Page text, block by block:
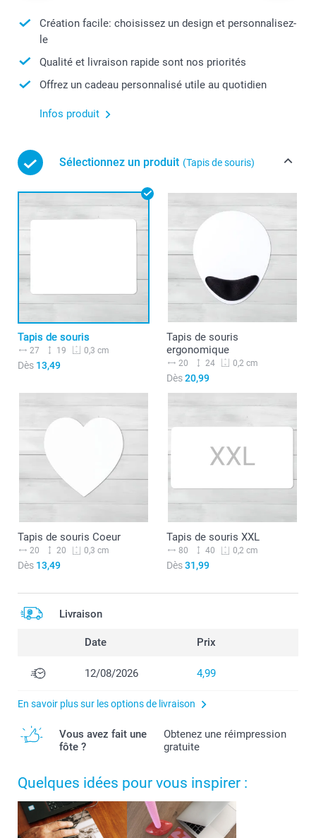
Création facile: choisissez un design et personnalisez-
le
Qualité et livraison rapide sont nos priorités
Offrez un cadeau personnalisé utile au quotidien
Infos produit
Sélectionnez un produit (Tapis de souris)
Tapis de souris
27 19 0,3 cm
Dès 13,49
Tapis de souris
ergonomique
20 24 0,2 cm
Dès20,99
Tapis de souris Coeur
20 20 0,3 cm
Dès 13,49
Tapis de souris XXL
80 40 0,2 cm
Dès31,99
Livraison
Date Prix
12/08/2026 4,99
En savoir plus sur les options de livraison
Vous avez fait une
fôte ?
Obtenez une réimpression
gratuite
Quelques idées pour vous inspirer :